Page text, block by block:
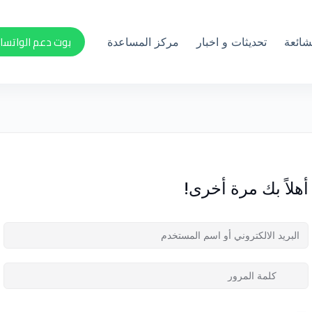
تحديثات و اخبار مركز المساعدة بوت دعم
أهلاً بك مرة أخرى!